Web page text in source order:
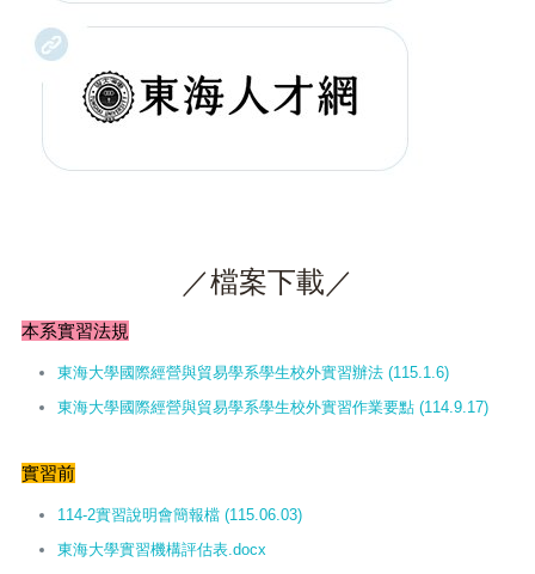
／檔案下載／
本系實習法規
東海大學國際經營與貿易學系學生校外實習辦法 (115.1.6)
東海大學國際經營與貿易學系學生校外實習作業要點 (114.9.17)
實習前
114-2實習說明會簡報檔 (115.06.03)
東海大學實習機構評估表.docx